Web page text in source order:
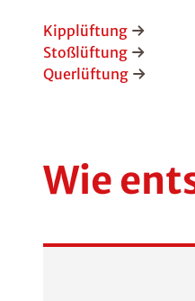
Kipplüftung
Stoßlüftung
Querlüftung
Wie